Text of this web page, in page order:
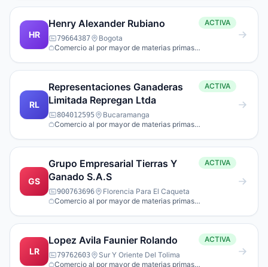
HR
Henry Alexander Rubiano ACTIVA
79664387
Bogota
Comercio al por mayor de materias primas
RL
Representaciones Ganaderas
Limitada Repregan Ltda
ACTIVA
804012595
Bucaramanga
Comercio al por mayor de materias primas
GS
Grupo Empresarial Tierras Y
Ganado S.A.S
ACTIVA
900763696
Florencia Para El Caqueta
Comercio al por mayor de materias primas
LR
Lopez Avila Faunier Rolando ACTIVA
79762603
Sur Y Oriente Del Tolima
Comercio al por mayor de materias primas